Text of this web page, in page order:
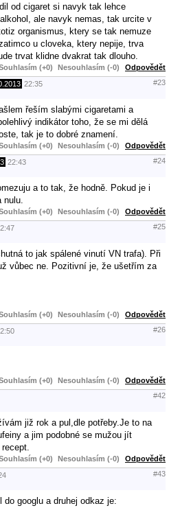
od cigaret si navyk tak lehce
ale navyk nemas, tak urcite v
organismus, ktery se tak nemuze
u cloveka, ktery nepije, trva
trvat klidne dvakrat tak dlouho.
(+0) Nesouhlasím (-0) Odpovědět
22:35 #23
řeším slabými cigaretami a
indikátor toho, že se mi dělá
tak je to dobré znamení.
(+0) Nesouhlasím (-0) Odpovědět
22:43 #24
a to tak, že hodně. Pokud je i
(+0) Nesouhlasím (-0) Odpovědět
#25
to jak spálené vinutí VN trafa). Při
vůbec ne. Pozitivní je, že ušetřím za
(+0) Nesouhlasím (-0) Odpovědět
#26
(+0) Nesouhlasím (-0) Odpovědět
#42
již rok a pul,dle potřeby.Je to na
a jim podobné se mužou jít
(+0) Nesouhlasím (-0) Odpovědět
#43
googlu a druhej odkaz je: